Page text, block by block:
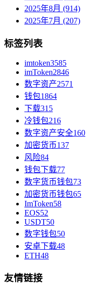
2025年8月 (914)
2025年7月 (207)
标签列表
imtoken3585
imToken2846
数字资产2571
钱包1864
下载315
冷钱包216
数字资产安全160
加密货币137
风险84
钱包下载77
数字货币钱包73
加密货币钱包65
ImToken58
EOS52
USDT50
数字钱包50
安卓下载48
ETH48
友情链接